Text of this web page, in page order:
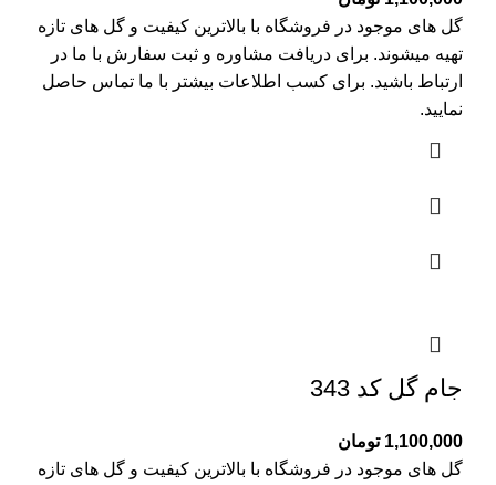
گل های موجود در فروشگاه با بالاترین کیفیت و گل های تازه
تهیه میشوند. برای دریافت مشاوره و ثبت سفارش با ما در
ارتباط باشید. برای کسب اطلاعات بیشتر با ما تماس حاصل
نمایید.
جام گل کد 343
1,100,000 تومان
گل های موجود در فروشگاه با بالاترین کیفیت و گل های تازه